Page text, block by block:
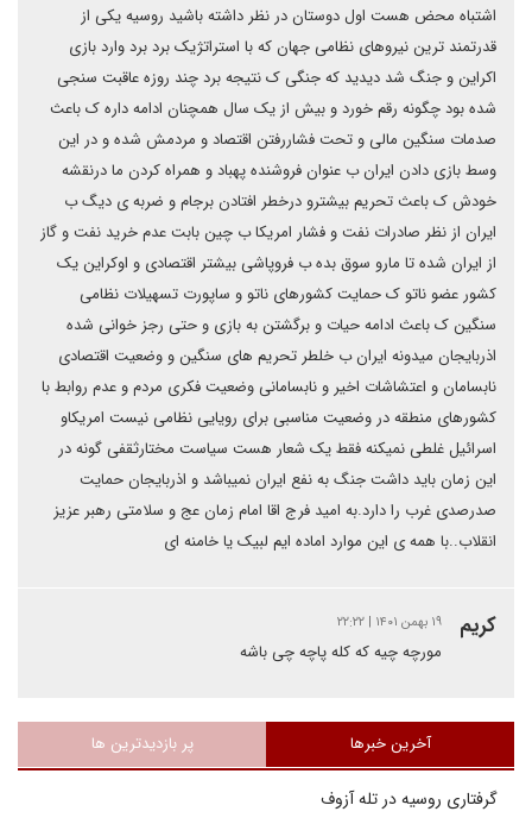
اشتباه محض هست اول دوستان در نظر داشته باشید روسیه یکی از
قدرتمند ترین نیروهای نظامی جهان که با استراتژیک برد برد وارد بازی
اکراین و جنگ شد دیدید که جنگی ک نتیجه برد چند روزه عاقبت سنجی
شده بود چگونه رقم خورد و بیش از یک سال همچنان ادامه داره ک باعث
صدمات سنگین مالی و تحت فشاررفتن اقتصاد و مردمش شده و در این
وسط بازی دادن ایران ب عنوان فروشنده پهباد و همراه کردن ما درنقشه
خودش ک باعث تحریم بیشترو درخطر افتادن برجام و ضربه ی دیگ ب
ایران از نظر صادرات نفت و فشار امریکا ب چین بابت عدم خرید نفت و گاز
از ایران شده تا مارو سوق بده ب فروپاشی بیشتر اقتصادی و اوکراین یک
کشور عضو ناتو ک حمایت کشورهای ناتو و ساپورت تسهیلات نظامی
سنگین ک باعث ادامه حیات و برگشتن به بازی و حتی رجز خوانی شده
اذربایجان میدونه ایران ب خلطر تحریم های سنگین و وضعیت اقتصادی
نابسامان و اعتشاشات اخیر و نابسامانی وضعیت فکری مردم و عدم روابط با
کشورهای منطقه در وضعیت مناسبی برای رویایی نظامی نیست امریکاو
اسرائیل غلطی نمیکنه فقط یک شعار هست سیاست مختارثقفی گونه در
این زمان باید داشت جنگ به نفع ایران نمیباشد و اذربایجان حمایت
صدرصدی غرب را دارد.به امید فرج اقا امام زمان عج و سلامتی رهبر عزیز
انقلاب..با همه ی این موارد اماده ایم لبیک یا خامنه ای
کریم ۱۹ بهمن ۱۴۰۱ | ۲۲:۲۲
مورچه چیه که کله پاچه چی باشه
آخرین خبرها پر بازدیدترین ها
گرفتاری روسیه در تله آزوف